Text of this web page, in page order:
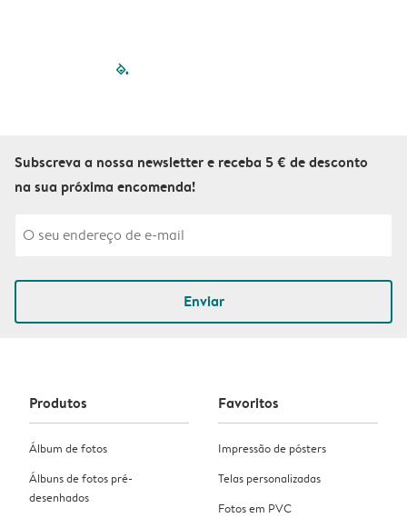
filled-pagination
Subscreva a nossa newsletter e receba 5 € de desconto
na sua próxima encomenda!
Enviar
Produtos
Álbum de fotos
Álbuns de fotos pré-
desenhados
Favoritos
Impressão de pósters
Telas personalizadas
Fotos em PVC